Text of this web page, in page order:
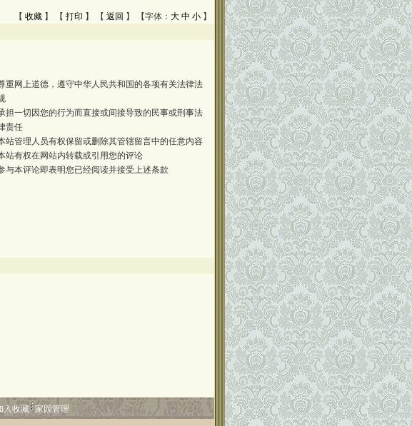
【 收藏 】 【 打印 】 【 返回 】 【字体： 大 中 小 】
重网上道德，遵守中华人民共和国的各项有关法律法
担一切因您的行为而直接或间接导致的民事或刑事法
责任
站管理人员有权保留或删除其管辖留言中的任意内容
站有权在网站内转载或引用您的评论
与本评论即表明您已经阅读并接受上述条款
入收藏 家园管理